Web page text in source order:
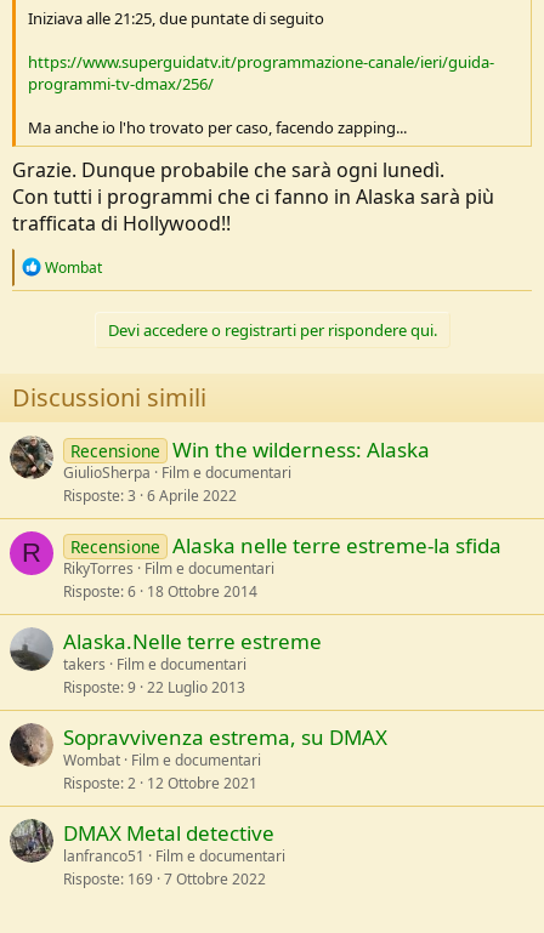
Iniziava alle 21:25, due puntate di seguito
https://www.superguidatv.it/programmazione-canale/ieri/guida-
programmi-tv-dmax/256/
Ma anche io l'ho trovato per caso, facendo zapping...
Grazie. Dunque probabile che sarà ogni lunedì.
Con tutti i programmi che ci fanno in Alaska sarà più
trafficata di Hollywood!!
R
n
s
:
Wombat
Devi accedere o registrarti per rispondere qui.
Discussioni simili
Recensione Win the wilderness: Alaska
GiulioSherpa
Film e documentari
Risposte 3 6 Aprile 2022
R Recensione Alaska nelle terre estreme-la sfida
RikyTorres
Film e documentari
Risposte 6 18 Ottobre 2014
Alaska.Nelle terre estreme
takers
Film e documentari
Risposte 9 22 Luglio 2013
Sopravvivenza estrema, su DMAX
Wombat Film e documentari
Risposte 2 12 Ottobre 2021
DMAX Metal detective
lanfranco51
Film e documentari
Risposte 169 7 Ottobre 2022